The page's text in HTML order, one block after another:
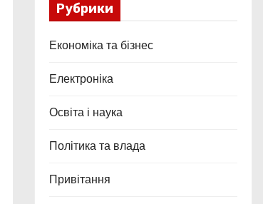
Рубрики
Економіка та бізнес
Електроніка
Освіта і наука
Політика та влада
Привітання